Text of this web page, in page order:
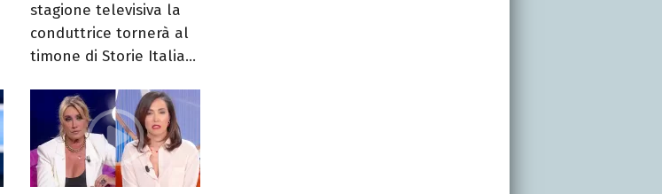
stagione televisiva la
conduttrice tornerà al
timone di Storie Italia...